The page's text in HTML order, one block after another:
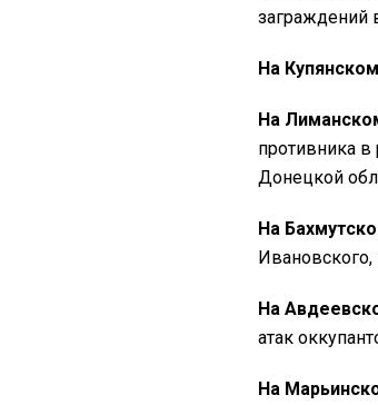
заграждений
На
На
противника
Донецкой
На
На
атак
На